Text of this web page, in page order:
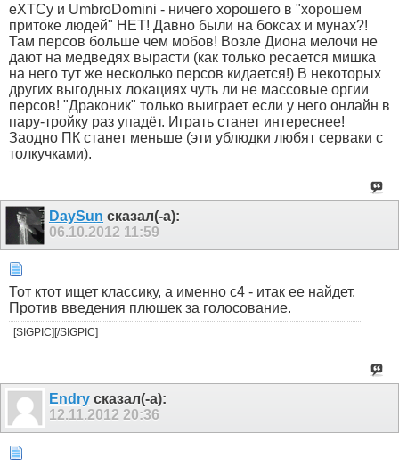
eXTCy и UmbroDomini - ничего хорошего в "хорошем
притоке людей" НЕТ! Давно были на боксах и мунах?!
Там персов больше чем мобов! Возле Диона мелочи не
дают на медведях вырасти (как только ресается мишка
на него тут же несколько персов кидается!) В некоторых
других выгодных локациях чуть ли не массовые оргии
персов! "Драконик" только выиграет если у него онлайн в
пару-тройку раз упадёт. Играть станет интереснее!
Заодно ПК станет меньше (эти ублюдки любят серваки с
толкучками).
DaySun сказал(-а):
06.10.2012 11:59
Тот ктот ищет классику, а именно с4 - итак ее найдет.
Против введения плюшек за голосование.
[SIGPIC][/SIGPIC]
Endry сказал(-а):
12.11.2012 20:36